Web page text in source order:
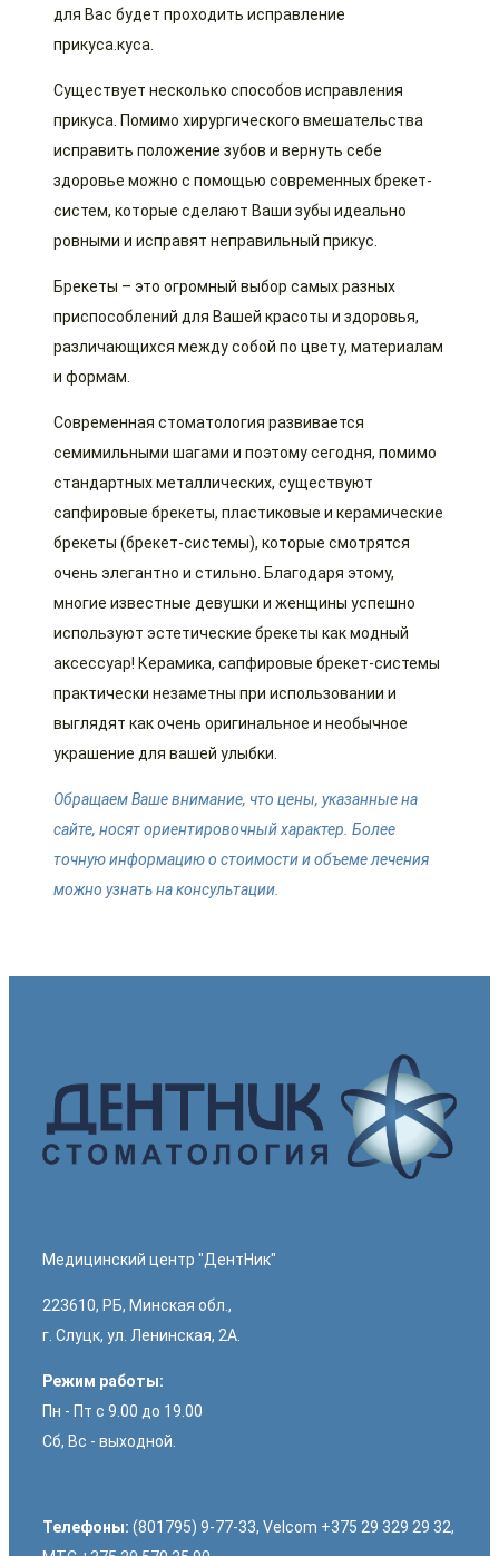
для Вас будет проходить исправление
прикуса.куса.
Существует несколько способов исправления
прикуса. Помимо хирургического вмешательства
исправить положение зубов и вернуть себе
здоровье можно с помощью современных брекет-
систем, которые сделают Ваши зубы идеально
ровными и исправят неправильный прикус.
Брекеты – это огромный выбор самых разных
приспособлений для Вашей красоты и здоровья,
различающихся между собой по цвету, материалам
и формам.
Современная стоматология развивается
семимильными шагами и поэтому сегодня, помимо
стандартных металлических, существуют
сапфировые брекеты, пластиковые и керамические
брекеты (брекет-системы), которые смотрятся
очень элегантно и стильно. Благодаря этому,
многие известные девушки и женщины успешно
используют эстетические брекеты как модный
аксессуар! Керамика, сапфировые брекет-системы
практически незаметны при использовании и
выглядят как очень оригинальное и необычное
украшение для вашей улыбки.
Обращаем Ваше внимание, что цены, указанные на
сайте, носят ориентировочный характер. Более
точную информацию о стоимости и объеме лечения
можно узнать на консультации.
Медицинский центр "ДентНик"
223610, РБ, Минская обл.,
г. Слуцк, ул. Ленинская, 2А.
Режим работы:
Пн - Пт с 9.00 до 19.00
Сб, Вс - выходной.
Телефоны: (801795) 9-77-33, Velcom +375 29 329 29 32,